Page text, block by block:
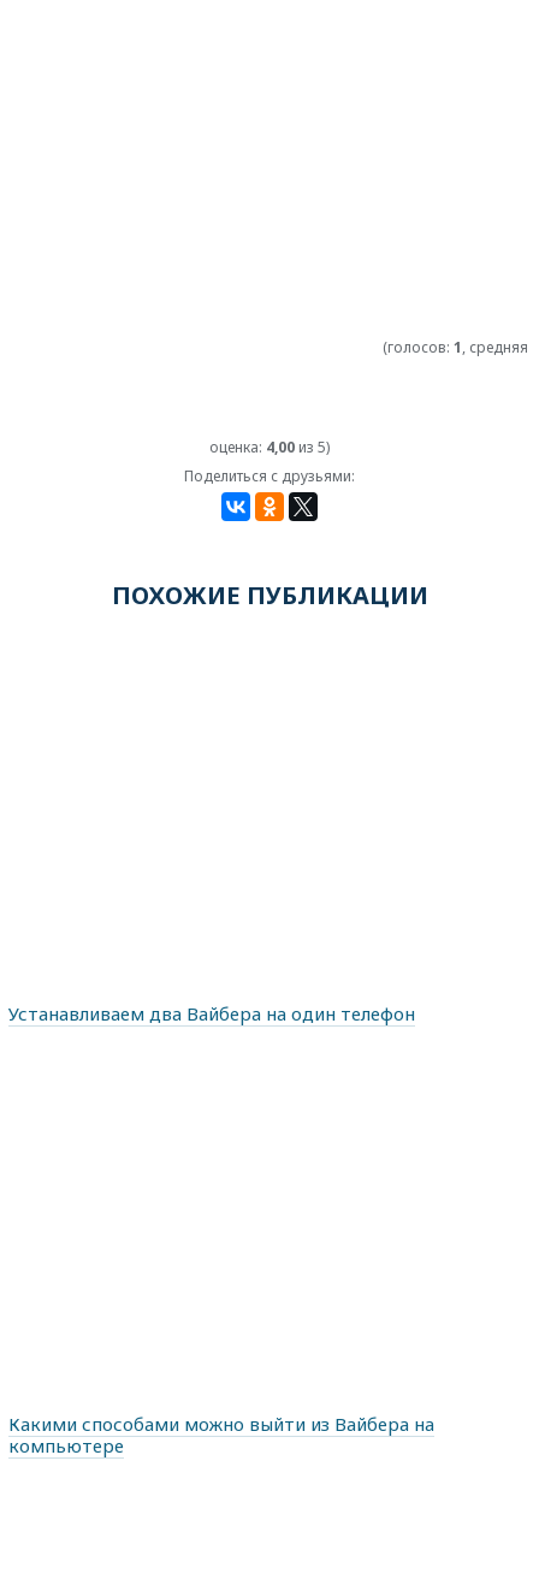
(голосов: 1, средняя
оценка: 4,00 из 5)
Поделиться с друзьями:
ПОХОЖИЕ ПУБЛИКАЦИИ
Устанавливаем два Вайбера на один телефон
Какими способами можно выйти из Вайбера на
компьютере